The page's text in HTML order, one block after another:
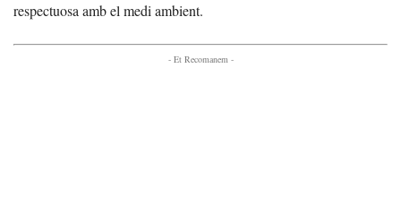
respectuosa amb el medi ambient.
- Et Recomanem -